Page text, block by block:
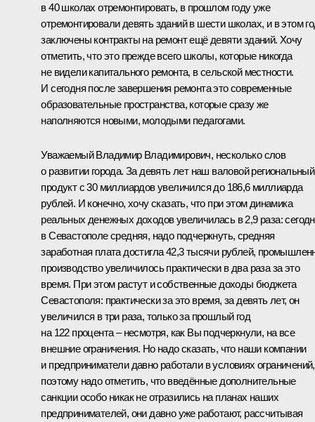
в 40 школах отремонтировать, в прошлом году уже
отремонтировали девять зданий в шести школах, и в этом
заключены контракты на ремонт ещё девяти зданий. Хочу
отметить, что это прежде всего школы, которые никогда
не видели капитального ремонта, в сельской местности.
И сегодня после завершения ремонта это современные
образовательные пространства, которые сразу же
наполняются новыми, молодыми педагогами.
Уважаемый Владимир Владимирович, несколько слов
о развитии города. За девять лет наш валовой региональный
продукт с 30 миллиардов увеличился до 186,6 миллиарда
рублей. И конечно, хочу сказать, что при этом динамика
реальных денежных доходов увеличилась в 2,9 раза:
в Севастополе средняя, надо подчеркнуть, средняя
заработная плата достигла 42,3 тысячи рублей,
производство увеличилось практически в два раза за это
время. При этом растут и собственные доходы бюджета
Севастополя: практически за это время, за девять лет, он
увеличился в три раза, только за прошлый год
на 122 процента – несмотря, как Вы подчеркнули, на все
внешние ограничения. Но надо сказать, что наши компании
и предприниматели давно работали в условиях ограничений,
поэтому надо отметить, что введённые дополнительные
санкции особо никак не отразились на планах наших
предпринимателей, они давно уже работают, рассчитывая